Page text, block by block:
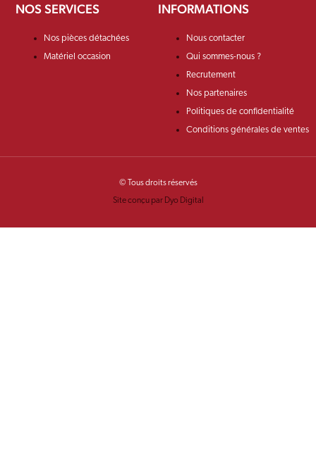
NOS SERVICES
Nos pièces détachées
Matériel occasion
INFORMATIONS
Nous contacter
Qui sommes-nous ?
Recrutement
Nos partenaires
Politiques de confidentialité
Conditions générales de ventes
© Tous droits réservés
Site conçu par Dyo Digital